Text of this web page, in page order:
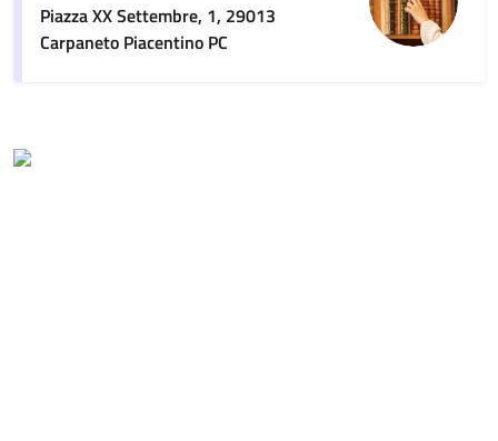
Piazza XX Settembre, 1, 29013
Carpaneto Piacentino PC